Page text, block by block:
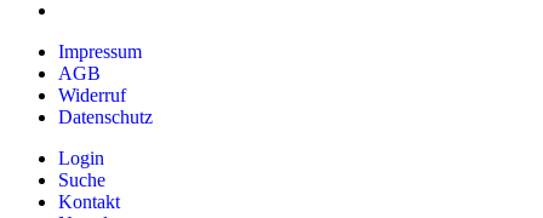
Impressum
AGB
Widerruf
Datenschutz
Login
Suche
Kontakt